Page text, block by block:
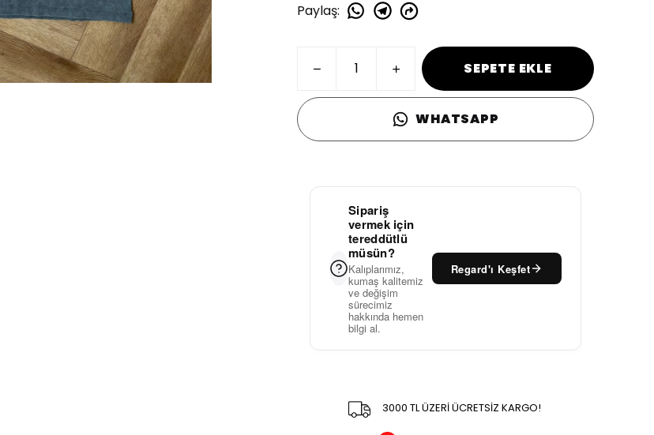
Paylaş:
SEPETE EKLE
WHATSAPP
Sipariş
vermek için
tereddütlü
müsün?
Kalıplarımız,
kumaş kalitemiz
ve değişim
sürecimiz
hakkında hemen
bilgi al.
Regard'ı Keşfet
3000 TL ÜZERİ ÜCRETSİZ KARGO!